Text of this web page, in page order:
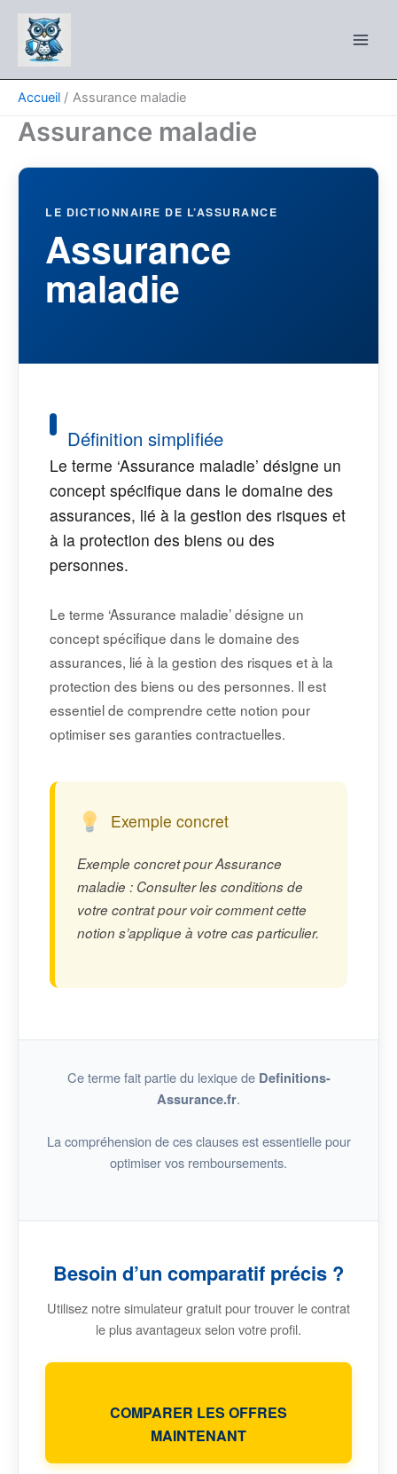
contenu
Accueil Assurance maladie
Assurance maladie
LE DICTIONNAIRE DE L’ASSURANCE
Assurance
maladie
Définition simplifiée
Le terme ‘Assurance maladie’ désigne un
concept spécifique dans le domaine des
assurances, lié à la gestion des risques et
à la protection des biens ou des
personnes.
Le terme ‘Assurance maladie’ désigne un
concept spécifique dans le domaine des
assurances, lié à la gestion des risques et à la
protection des biens ou des personnes. Il est
essentiel de comprendre cette notion pour
optimiser ses garanties contractuelles.
Exemple concret
Exemple concret pour Assurance
maladie : Consulter les conditions de
votre contrat pour voir comment cette
notion s’applique à votre cas particulier.
Ce terme fait partie du lexique de Definitions-
Assurance.fr.
La compréhension de ces clauses est essentielle pour
optimiser vos remboursements.
Besoin d’un comparatif précis ?
Utilisez notre simulateur gratuit pour trouver le contrat
le plus avantageux selon votre profil.
COMPARER LES OFFRES
MAINTENANT